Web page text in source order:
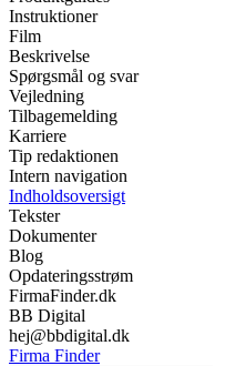
Instruktioner
Film
Beskrivelse
Spørgsmål og svar
Vejledning
Tilbagemelding
Karriere
Tip redaktionen
Intern navigation
Indholdsoversigt
Tekster
Dokumenter
Blog
Opdateringsstrøm
FirmaFinder.dk
BB Digital
hej@bbdigital.dk
Firma Finder